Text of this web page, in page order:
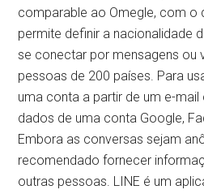
comparable ao Omegle, com o
permite definir a nacionalidade
se conectar por mensagens ou
pessoas de 200 países. Para
uma conta a partir de um e-
dados de uma conta Google,
Embora as conversas sejam
recomendado fornecer
outras pessoas. LINE é um